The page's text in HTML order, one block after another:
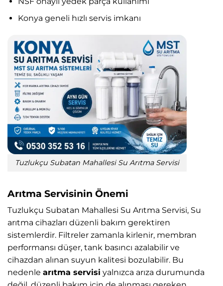
Konya geneli hızlı servis imkanı
Tuzlukçu Subatan Mahallesi Su Arıtma Servisi
Arıtma Servisinin Önemi
Tuzlukçu Subatan Mahallesi Su Arıtma Servisi, Su
arıtma cihazları düzenli bakım gerektiren
sistemlerdir. Filtreler zamanla kirlenir, membran
performansı düşer, tank basıncı azalabilir ve
cihazdan alınan suyun kalitesi bozulabilir. Bu
nedenle arıtma servisi yalnızca arıza durumunda